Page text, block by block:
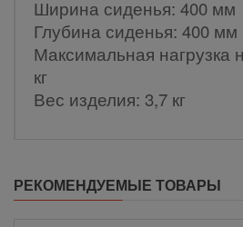
Ширина сиденья: 400 мм
Глубина сиденья: 400 мм
Максимальная нагрузка
кг
Вес изделия: 3,7 кг
РЕКОМЕНДУЕМЫЕ ТОВАРЫ